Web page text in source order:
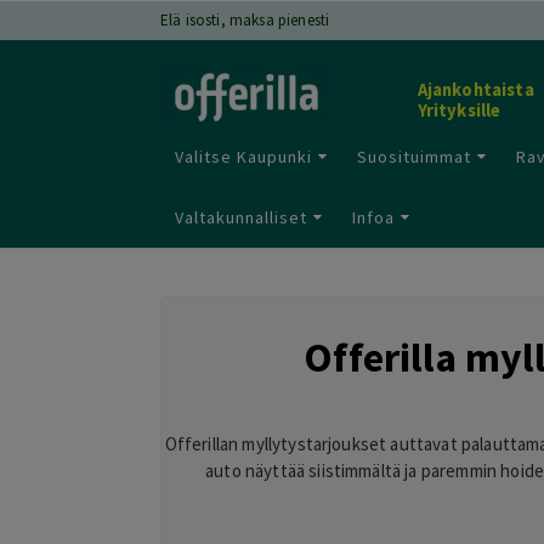
Elä isosti, maksa pienesti
Ajankohtaista
Yrityksille
Valitse Kaupunki Suosituimmat
Valtakunnalliset Infoa
Offerilla
Offerillan myllytystarjoukset auttavat
auto näyttää siistimmältä ja paremmin